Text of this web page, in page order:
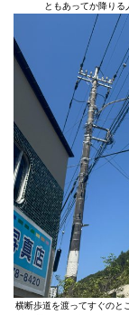
ともあってか降りる
横断歩道を渡ってすぐのと